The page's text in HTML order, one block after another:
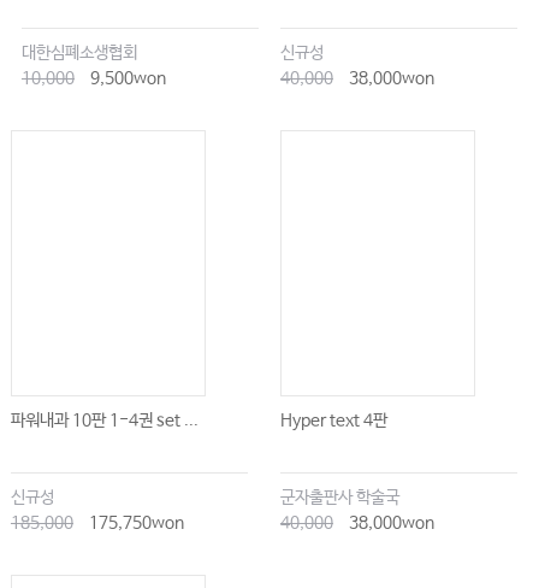
대한심폐소생협회
10,000
9,500won
신규성
40,000
38,000won
파워내과 10판 1-4권 set ...
신규성
185,000
175,750won
Hyper text 4판
군자출판사 학술국
40,000
38,000won